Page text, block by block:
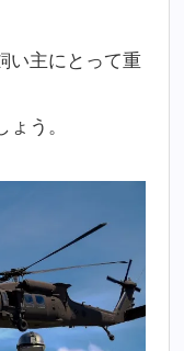
い主にとって重
う。